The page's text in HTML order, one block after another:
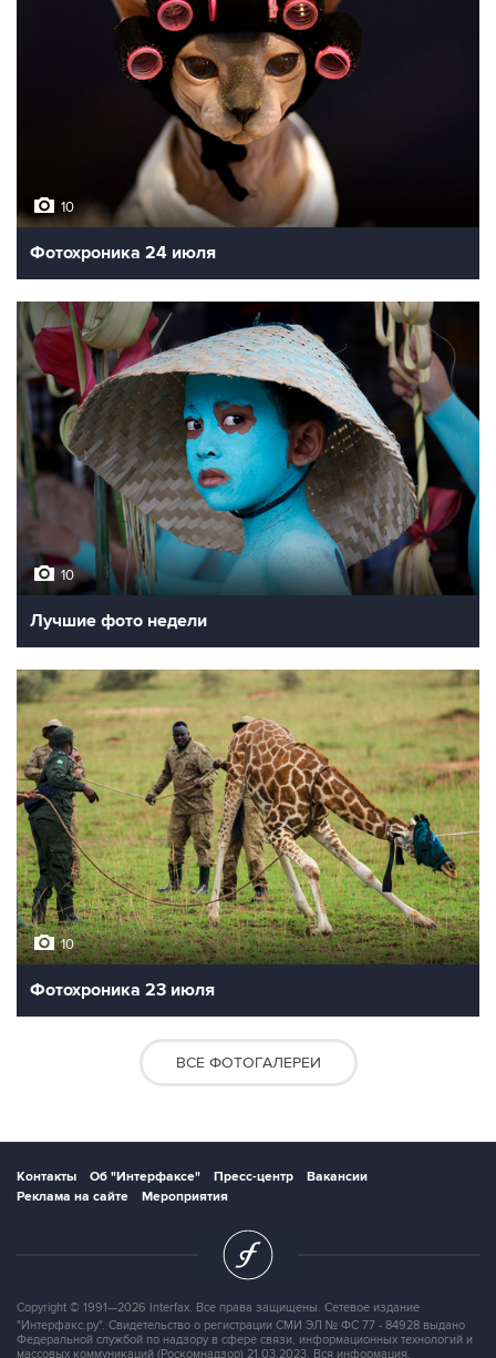
10
Фотохроника 24 июля
10
Лучшие фото недели
10
Фотохроника 23 июля
ВСЕ ФОТОГАЛЕРЕИ
Контакты Об "Интерфаксе" Пресс-центр
Вакансии
Реклама на сайте
Мероприятия
Copyright © 1991—2026 Interfax. Все права защищены. Сетевое издание
"Интерфакс.ру". Свидетельство о регистрации СМИ ЭЛ № ФС 77 - 84928 выдано
Федеральной службой по надзору в сфере связи, информационных технологий и
массовых коммуникаций (Роскомнадзор) 21.03.2023. Вся информация,